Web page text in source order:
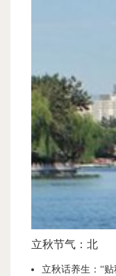
立秋节气：北
立秋话养生：“